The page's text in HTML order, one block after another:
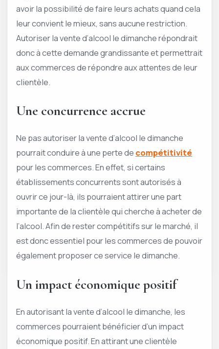
avoir la possibilité de faire leurs achats quand cela
leur convient le mieux, sans aucune restriction.
Autoriser la vente d’alcool le dimanche répondrait
donc à cette demande grandissante et permettrait
aux commerces de répondre aux attentes de leur
clientèle.
Une concurrence accrue
Ne pas autoriser la vente d’alcool le dimanche
pourrait conduire à une perte de compétitivité
pour les commerces. En effet, si certains
établissements concurrents sont autorisés à
ouvrir ce jour-là, ils pourraient attirer une part
importante de la clientèle qui cherche à acheter de
l’alcool. Afin de rester compétitifs sur le marché, il
est donc essentiel pour les commerces de pouvoir
également proposer ce service le dimanche.
Un impact économique positif
En autorisant la vente d’alcool le dimanche, les
commerces pourraient bénéficier d’un impact
économique positif. En attirant une clientèle